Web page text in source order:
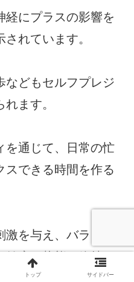
経にプラスの影響を
れています。
などもセルフプレジ
ます。
を通じて、日常の忙
スできる時間を作る
を与え、バランス
健康な状態を維持す
トップ サイドバー